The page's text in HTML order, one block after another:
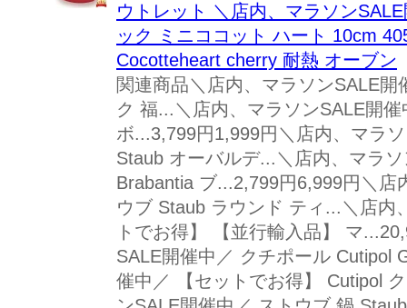
ウトレット ＼店内、マラソン
ック ミニココット ハート 10cm
Cocotteheart cherry 耐熱 オーブン
関連商品＼店内、マラソンSALE
ク 福...＼店内、マラソンSALE開
ボ...3,799円1,999円＼店内、マラ
Staub オーバルデ...＼店内、マラ
Brabantia ブ...2,799円6,999円＼店
ウブ Staub ラウンド ティ...＼店内
トでお得】 【並行輸入品】 マ
SALE開催中／ クチポール Cutipol
催中／ 【セットでお得】 Cutipol